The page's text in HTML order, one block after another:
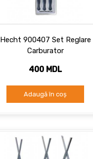
Hecht 900407 Set Reglare
Carburator
400 MDL
Adaugă în coș